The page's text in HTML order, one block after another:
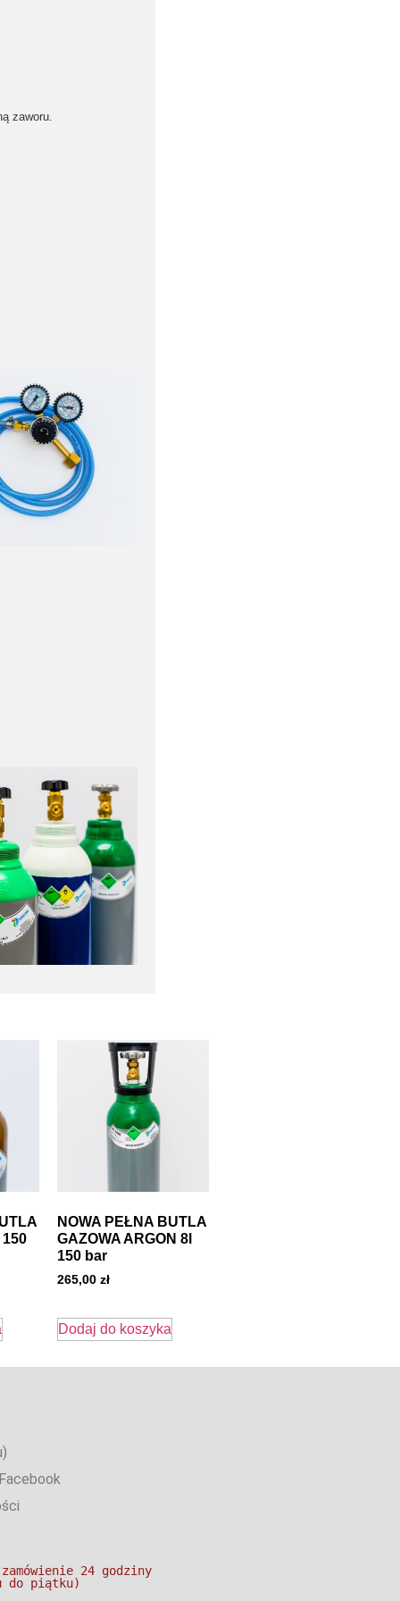
zaworu.
150
NOWA PEŁNA BUTLA
GAZOWA ARGON 8l
150 bar
265,00 zł
Dodaj do koszyka
24 godziny
do piątku)